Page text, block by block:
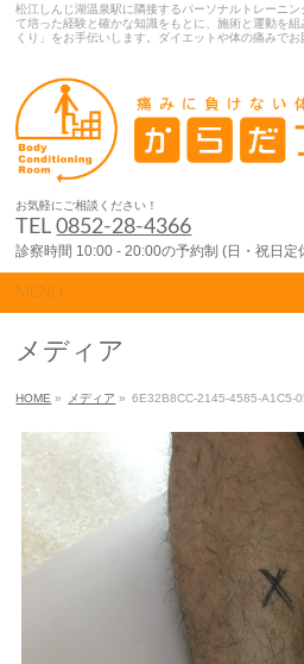
松江しんじ湖温泉駅に隣接するパーソナルトレーニン
て培った経験と確かな知識をもとに、施術と運動を
くり」をお手伝いします。ダイエットや体の痛みで
お気軽にご相談ください！
TEL0852-28-4366
診察時間 10:00 - 20:00の予約制 (日・祝日定
MENU
メディア
HOME » メディア » 6E32B8CC-2145-4585-A1C5-